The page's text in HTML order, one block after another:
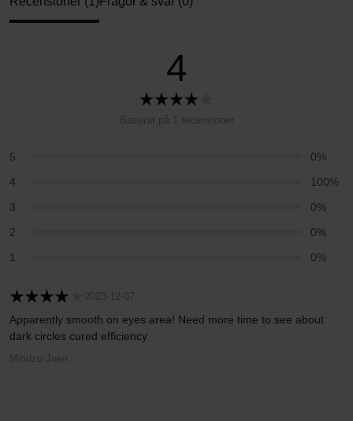
4
Baserat på 1 recensioner
5
0%
4
100%
3
0%
2
0%
1
0%
2023-12-07
Apparently smooth on eyes area! Need more time to see about
dark circles cured efficiency
Mindzu Juen